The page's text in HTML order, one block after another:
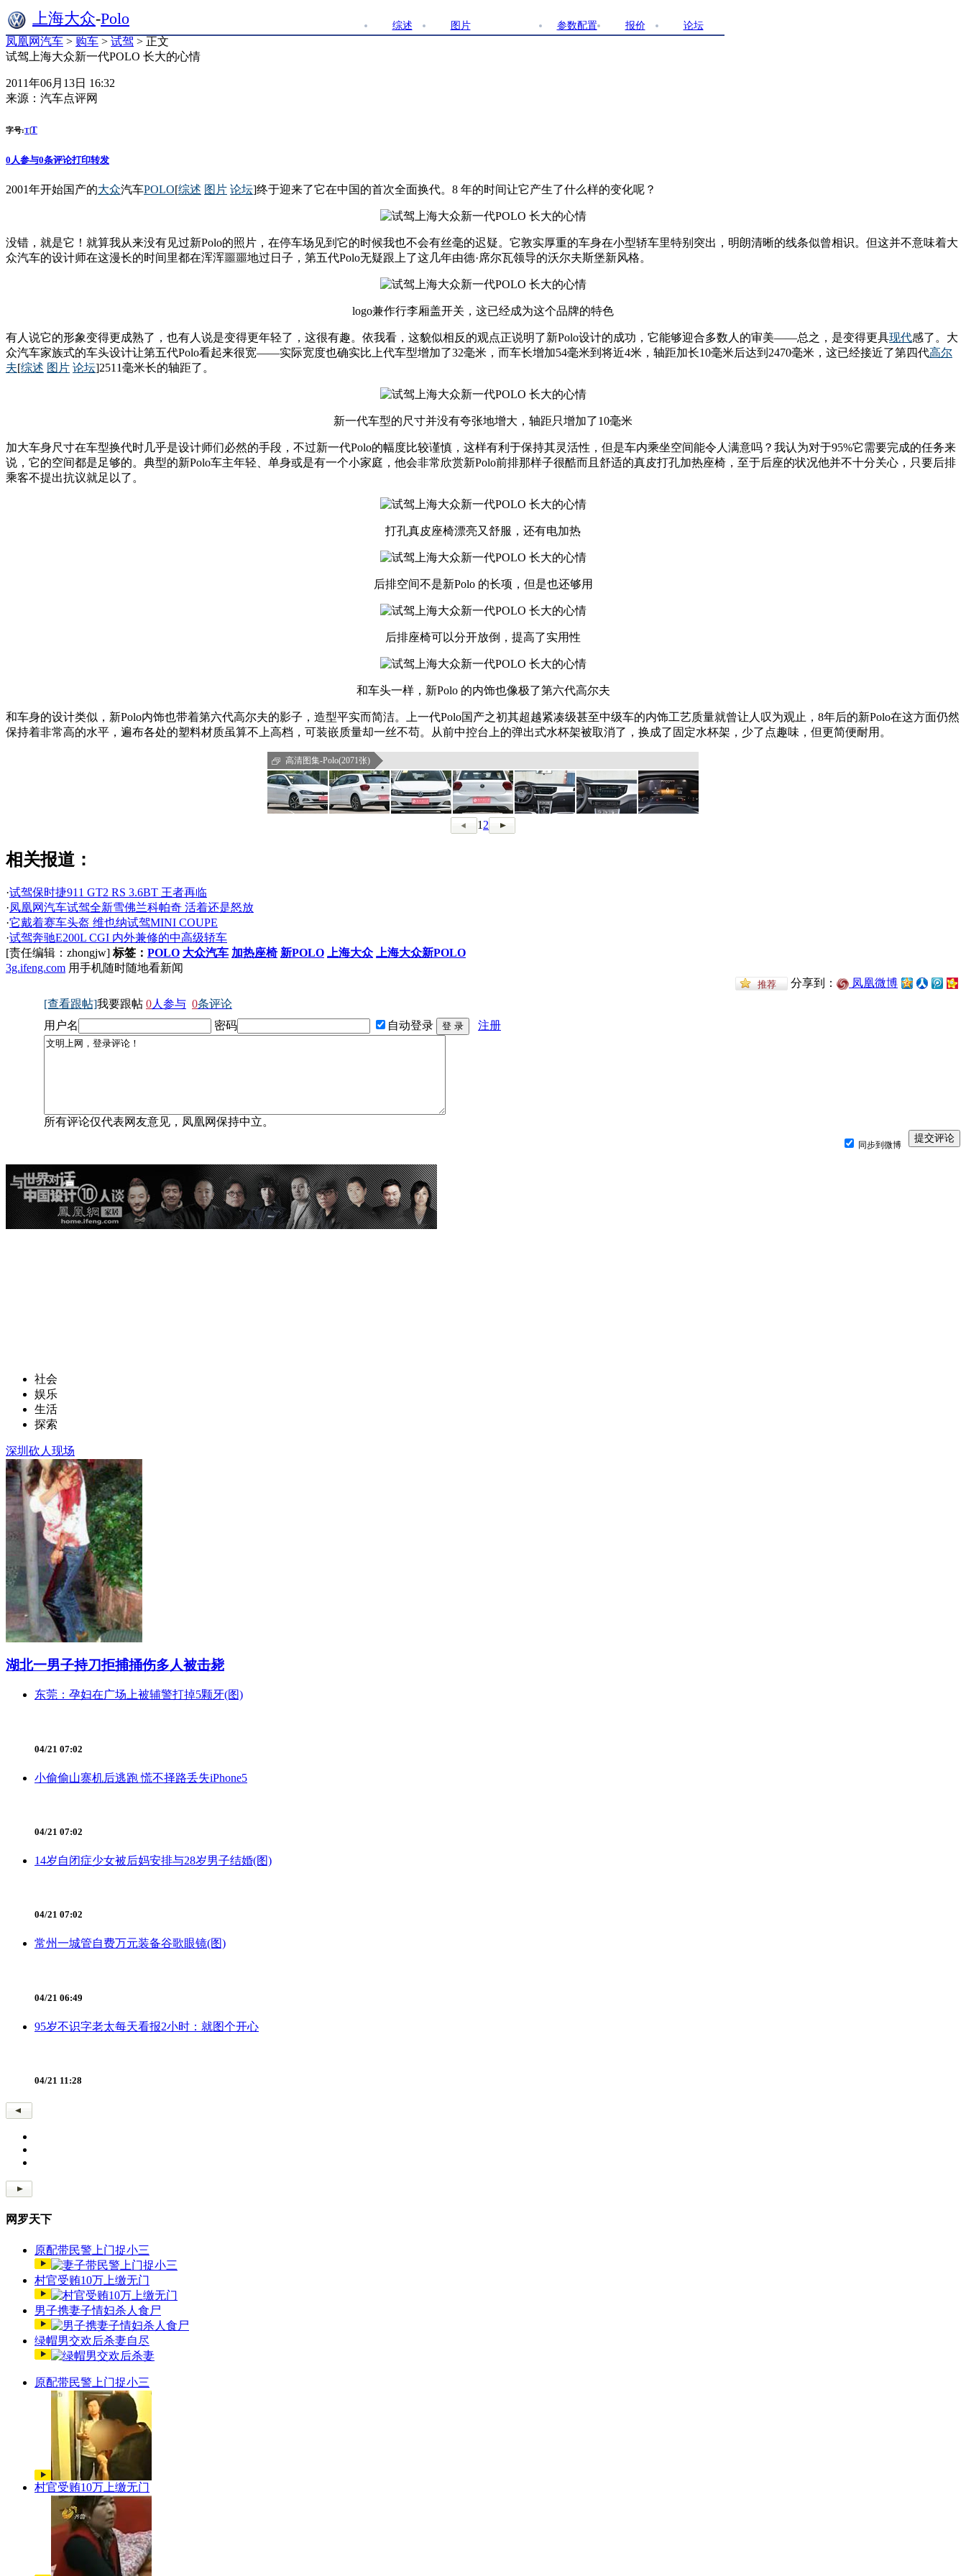
上海大众-Polo 综述 图片 参数配置 报价 论坛
凤凰网汽车 > 购车 > 试驾 > 正文
试驾上海大众新一代POLO 长大的心情
2011年06月13日 16:32
来源： 汽车点评网
字号:T|T
0 人参与0条评论打印转发
2001年开始国产的大众汽车POLO[综述 图片 论坛]终于迎来了它在中国的首次全面换代。8 年的时间让它产生了什么样的变化呢？
没错，就是它！就算我从来没有见过新Polo的照片，在停车场见到它的时候我也不会有丝毫的迟疑。它敦实厚重的车身在小型轿车里特别突出，明朗清晰的线条似曾相识。但这并不意味着大
众汽车的设计师在这漫长的时间里都在浑浑噩噩地过日子，第五代Polo无疑跟上了这几年由德·席尔瓦领导的沃尔夫斯堡新风格。
logo兼作行李厢盖开关，这已经成为这个品牌的特色
有人说它的形象变得更成熟了，也有人说是变得更年轻了，这很有趣。依我看，这貌似相反的观点正说明了新Polo设计的成功，它能够迎合多数人的审美——总之，是变得更具现代感了。大
众汽车家族式的车头设计让第五代Polo看起来很宽——实际宽度也确实比上代车型增加了32毫米，而车长增加54毫米到将近4米，轴距加长10毫米后达到2470毫米，这已经接近了第四代高尔
夫[综述 图片 论坛]2511毫米长的轴距了。
新一代车型的尺寸并没有夸张地增大，轴距只增加了10毫米
加大车身尺寸在车型换代时几乎是设计师们必然的手段，不过新一代Polo的幅度比较谨慎，这样有利于保持其灵活性，但是车内乘坐空间能令人满意吗？我认为对于95%它需要完成的任务来
说，它的空间都是足够的。典型的新Polo车主年轻、单身或是有一个小家庭，他会非常欣赏新Polo前排那样子很酷而且舒适的真皮打孔加热座椅，至于后座的状况他并不十分关心，只要后排
乘客不提出抗议就足以了。
打孔真皮座椅漂亮又舒服，还有电加热
后排空间不是新Polo 的长项，但是也还够用
后排座椅可以分开放倒，提高了实用性
和车头一样，新Polo 的内饰也像极了第六代高尔夫
和车身的设计类似，新Polo内饰也带着第六代高尔夫的影子，造型平实而简洁。上一代Polo国产之初其超越紧凑级甚至中级车的内饰工艺质量就曾让人叹为观止，8年后的新Polo在这方面仍然
保持着非常高的水平，遍布各处的塑料材质虽算不上高档，可装嵌质量却一丝不苟。从前中控台上的弹出式水杯架被取消了，换成了固定水杯架，少了点趣味，但更简便耐用。
高清图集-Polo(2071张)
1 2
相关报道：
·试驾保时捷911 GT2 RS 3.6BT 王者再临
·凤凰网汽车试驾全新雪佛兰科帕奇 活着还是怒放
·它戴着赛车头盔 维也纳试驾MINI COUPE
·试驾奔驰E200L CGI 内外兼修的中高级轿车
[责任编辑：zhongjw] 标签： POLO 大众汽车 加热座椅 新POLO 上海大众
上海大众新POLO
3g.ifeng.com 用手机随时随地看新闻
分享到：
凤凰微博
[查看跟帖]我要跟帖 0人参与 0条评论
用户名
密码 自动登录 注册
所有评论仅代表网友意见，凤凰网保持中立。
同步到微博
社会
娱乐
生活
探索
深圳砍人现场
湖北一男子持刀拒捕捅伤多人被击毙
东莞：孕妇在广场上被辅警打掉5颗牙(图)
04/21 07:02
小偷偷山寨机后逃跑 慌不择路丢失iPhone5
04/21 07:02
14岁自闭症少女被后妈安排与28岁男子结婚(图)
04/21 07:02
常州一城管自费万元装备谷歌眼镜(图)
04/21 06:49
95岁不识字老太每天看报2小时：就图个开心
04/21 11:28
网罗天下
原配带民警上门捉小三
村官受贿10万上缴无门
男子携妻子情妇杀人食尸
绿帽男交欢后杀妻自尽
原配带民警上门捉小三
村官受贿10万上缴无门